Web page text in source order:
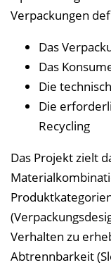
Verpackungen
Das
Das
Die
Die
Recycling
Das Projekt zielt
Verhalten zu
Abtrennbarkeit